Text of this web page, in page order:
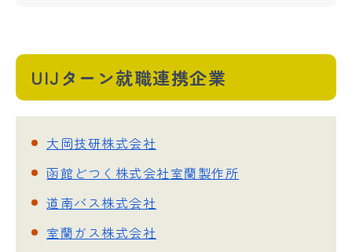
UIJターン就職連携企業
大岡技研株式会社
函館どつく株式会社室蘭製作所
道南バス株式会社
室蘭ガス株式会社